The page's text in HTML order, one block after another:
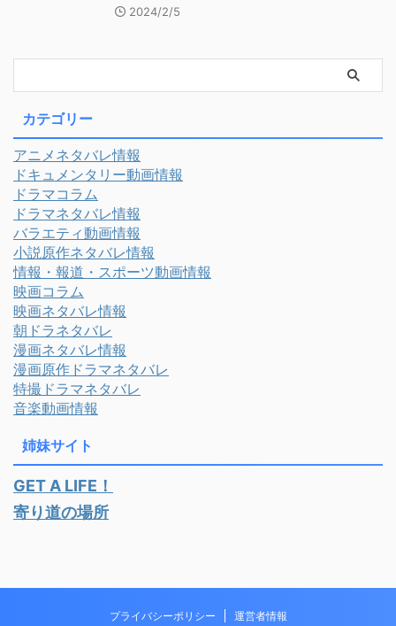
2024/2/5
カテゴリー
アニメネタバレ情報
ドキュメンタリー動画情報
ドラマコラム
ドラマネタバレ情報
バラエティ動画情報
小説原作ネタバレ情報
情報・報道・スポーツ動画情報
映画コラム
映画ネタバレ情報
朝ドラネタバレ
漫画ネタバレ情報
漫画原作ドラマネタバレ
特撮ドラマネタバレ
音楽動画情報
姉妹サイト
GET A LIFE！
寄り道の場所
プライバシーポリシー 運営者情報